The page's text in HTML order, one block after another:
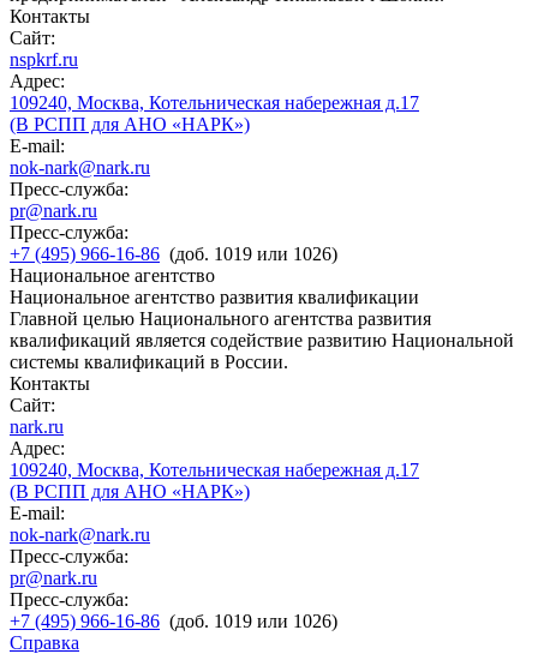
Контакты
Сайт:
nspkrf.ru
Адрес:
109240, Москва, Котельническая набережная д.17
(В РСПП для АНО «НАРК»)
E-mail:
nok-nark@nark.ru
Пресс-служба:
pr@nark.ru
Пресс-служба:
+7 (495) 966-16-86 (доб. 1019 или 1026)
Национальное агентство
Национальное агентство развития квалификации
Главной целью Национального агентства развития
квалификаций является содействие развитию Национальной
системы квалификаций в России.
Контакты
Сайт:
nark.ru
Адрес:
109240, Москва, Котельническая набережная д.17
(В РСПП для АНО «НАРК»)
E-mail:
nok-nark@nark.ru
Пресс-служба:
pr@nark.ru
Пресс-служба:
+7 (495) 966-16-86 (доб. 1019 или 1026)
Справка